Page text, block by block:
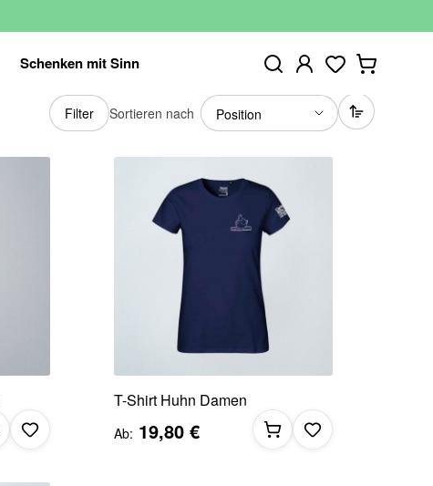
Schenken mit Sinn
Filter Sortieren nach
T-Shirt Huhn Damen
Ab 19,80 €